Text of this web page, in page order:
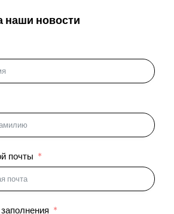
наши новости
почты